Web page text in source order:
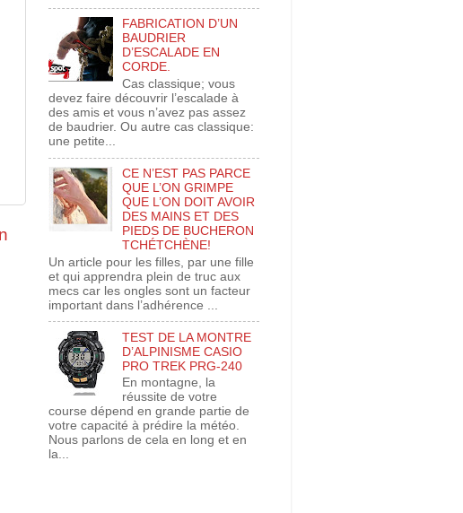
FABRICATION D’UN
BAUDRIER
D’ESCALADE EN
CORDE.
Cas classique; vous
devez faire découvrir l’escalade à
des amis et vous n’avez pas assez
de baudrier. Ou autre cas classique:
une petite...
CE N’EST PAS PARCE
QUE L’ON GRIMPE
QUE L’ON DOIT AVOIR
DES MAINS ET DES
PIEDS DE BUCHERON
TCHÉTCHÈNE!
Un article pour les filles, par une fille
et qui apprendra plein de truc aux
mecs car les ongles sont un facteur
important dans l’adhérence ...
TEST DE LA MONTRE
D’ALPINISME CASIO
PRO TREK PRG-240
En montagne, la
réussite de votre
course dépend en grande partie de
votre capacité à prédire la météo.
Nous parlons de cela en long et en
la...